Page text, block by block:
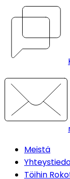
Meistä
Töihin